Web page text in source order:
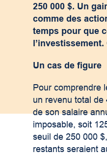
250 000 $. Un
comme des
temps pour que
Un cas de figure
Pour comprendre
un revenu total de
de son salaire
imposable, soit
seuil de 250 000
restants seraient